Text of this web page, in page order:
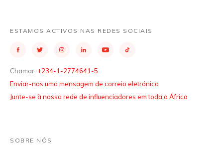
ESTAMOS ACTIVOS NAS REDES SOCIAIS
Chamar: +234-1-2774641-5
Enviar-nos uma mensagem de correio eletrónico
Junte-se à nossa rede de influenciadores em toda a África
SOBRE NÓS